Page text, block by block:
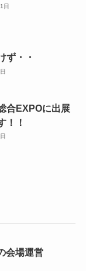
日
ず・・
合EXPOに出展
！！
会場運営